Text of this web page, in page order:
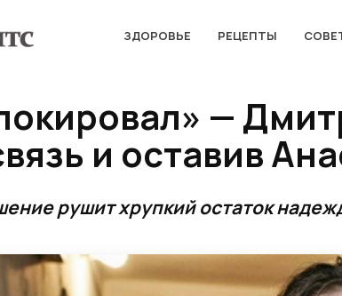
ЗДОРОВЬЕ РЕЦЕПТЫ
—
и оставив
рушит хрупкий остаток